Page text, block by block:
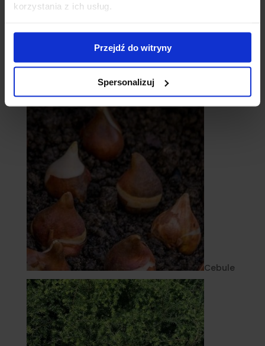
korzystania z ich usług.
Przejdź do witryny
Spersonalizuj
catalpy
Cebule